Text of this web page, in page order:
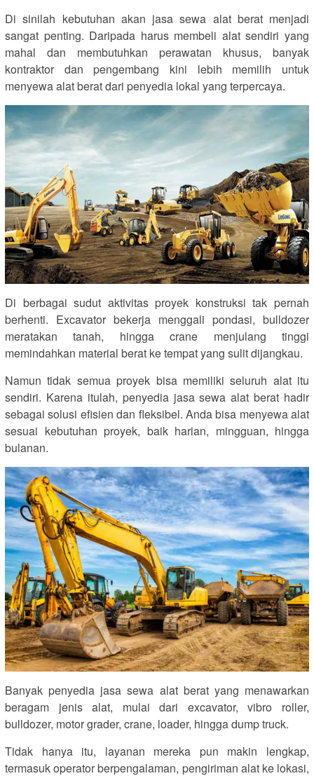
Di sinilah kebutuhan akan jasa sewa alat berat menjadi
sangat penting. Daripada harus membeli alat sendiri yang
mahal dan membutuhkan perawatan khusus, banyak
kontraktor dan pengembang kini lebih memilih untuk
menyewa alat berat dari penyedia lokal yang terpercaya.
Di berbagai sudut aktivitas proyek konstruksi tak pernah
berhenti. Excavator bekerja menggali pondasi, bulldozer
meratakan tanah, hingga crane menjulang tinggi
memindahkan material berat ke tempat yang sulit dijangkau.
Namun tidak semua proyek bisa memiliki seluruh alat itu
sendiri. Karena itulah, penyedia jasa sewa alat berat hadir
sebagai solusi efisien dan fleksibel. Anda bisa menyewa alat
sesuai kebutuhan proyek, baik harian, mingguan, hingga
bulanan.
Banyak penyedia jasa sewa alat berat yang menawarkan
beragam jenis alat, mulai dari excavator, vibro roller,
bulldozer, motor grader, crane, loader, hingga dump truck.
Tidak hanya itu, layanan mereka pun makin lengkap,
termasuk operator berpengalaman, pengiriman alat ke lokasi,